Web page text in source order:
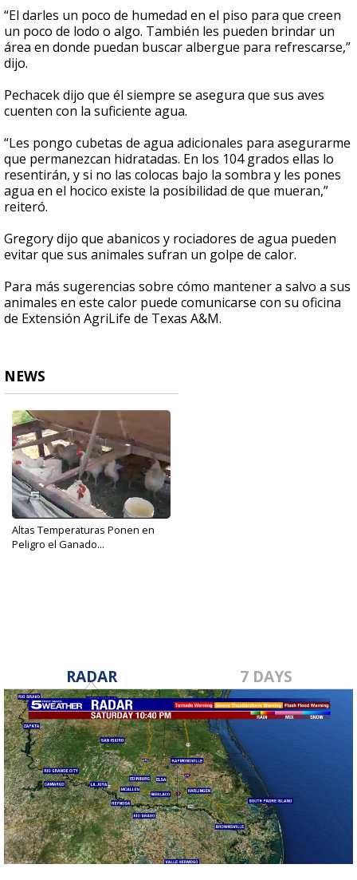
“El darles un poco de humedad en el piso para que creen
un poco de lodo o algo. También les pueden brindar un
área en donde puedan buscar albergue para refrescarse,”
dijo.
Pechacek dijo que él siempre se asegura que sus aves
cuenten con la suficiente agua.
“Les pongo cubetas de agua adicionales para asegurarme
que permanezcan hidratadas. En los 104 grados ellas lo
resentirán, y si no las colocas bajo la sombra y les pones
agua en el hocico existe la posibilidad de que mueran,”
reiteró.
Gregory dijo que abanicos y rociadores de agua pueden
evitar que sus animales sufran un golpe de calor.
Para más sugerencias sobre cómo mantener a salvo a sus
animales en este calor puede comunicarse con su oficina
de Extensión AgriLife de Texas A&M.
NEWS
Altas Temperaturas Ponen en
Peligro el Ganado...
RADAR 7 DAYS